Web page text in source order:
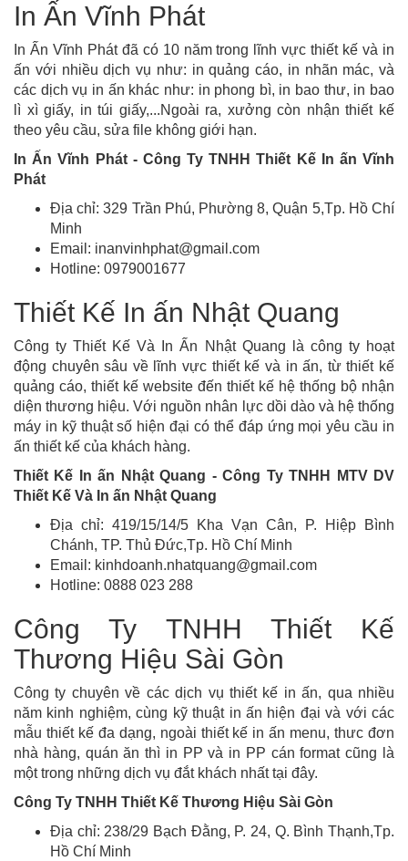
In Ấn Vĩnh Phát
In Ấn Vĩnh Phát đã có 10 năm trong lĩnh vực thiết kế và in
ấn với nhiều dịch vụ như: in quảng cáo, in nhãn mác, và
các dịch vụ in ấn khác như: in phong bì, in bao thư, in bao
lì xì giấy, in túi giấy,...Ngoài ra, xưởng còn nhận thiết kế
theo yêu cầu, sửa file không giới hạn.
In Ấn Vĩnh Phát - Công Ty TNHH Thiết Kế In ấn Vĩnh
Phát
Địa chỉ: 329 Trần Phú, Phường 8, Quận 5,Tp. Hồ Chí
Minh
Email: inanvinhphat@gmail.com
Hotline: 0979001677
Thiết Kế In ấn Nhật Quang
Công ty Thiết Kế Và In Ấn Nhật Quang là công ty hoạt
động chuyên sâu về lĩnh vực thiết kế và in ấn, từ thiết kế
quảng cáo, thiết kế website đến thiết kế hệ thống bộ nhận
diện thương hiệu. Với nguồn nhân lực dồi dào và hệ thống
máy in kỹ thuật số hiện đại có thể đáp ứng mọi yêu cầu in
ấn thiết kế của khách hàng.
Thiết Kế In ấn Nhật Quang - Công Ty TNHH MTV DV
Thiết Kế Và In ấn Nhật Quang
Địa chỉ: 419/15/14/5 Kha Vạn Cân, P. Hiệp Bình
Chánh, TP. Thủ Đức,Tp. Hồ Chí Minh
Email: kinhdoanh.nhatquang@gmail.com
Hotline: 0888 023 288
Công Ty TNHH Thiết Kế
Thương Hiệu Sài Gòn
Công ty chuyên về các dịch vụ thiết kế in ấn, qua nhiều
năm kinh nghiệm, cùng kỹ thuật in ấn hiện đại và với các
mẫu thiết kế đa dạng, ngoài thiết kế in ấn menu, thưc đơn
nhà hàng, quán ăn thì in PP và in PP cán format cũng là
một trong những dịch vụ đắt khách nhất tại đây.
Công Ty TNHH Thiết Kế Thương Hiệu Sài Gòn
Địa chỉ: 238/29 Bạch Đằng, P. 24, Q. Bình Thạnh,Tp.
Hồ Chí Minh